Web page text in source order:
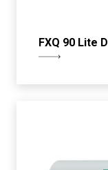
FXQ 90 Lite D